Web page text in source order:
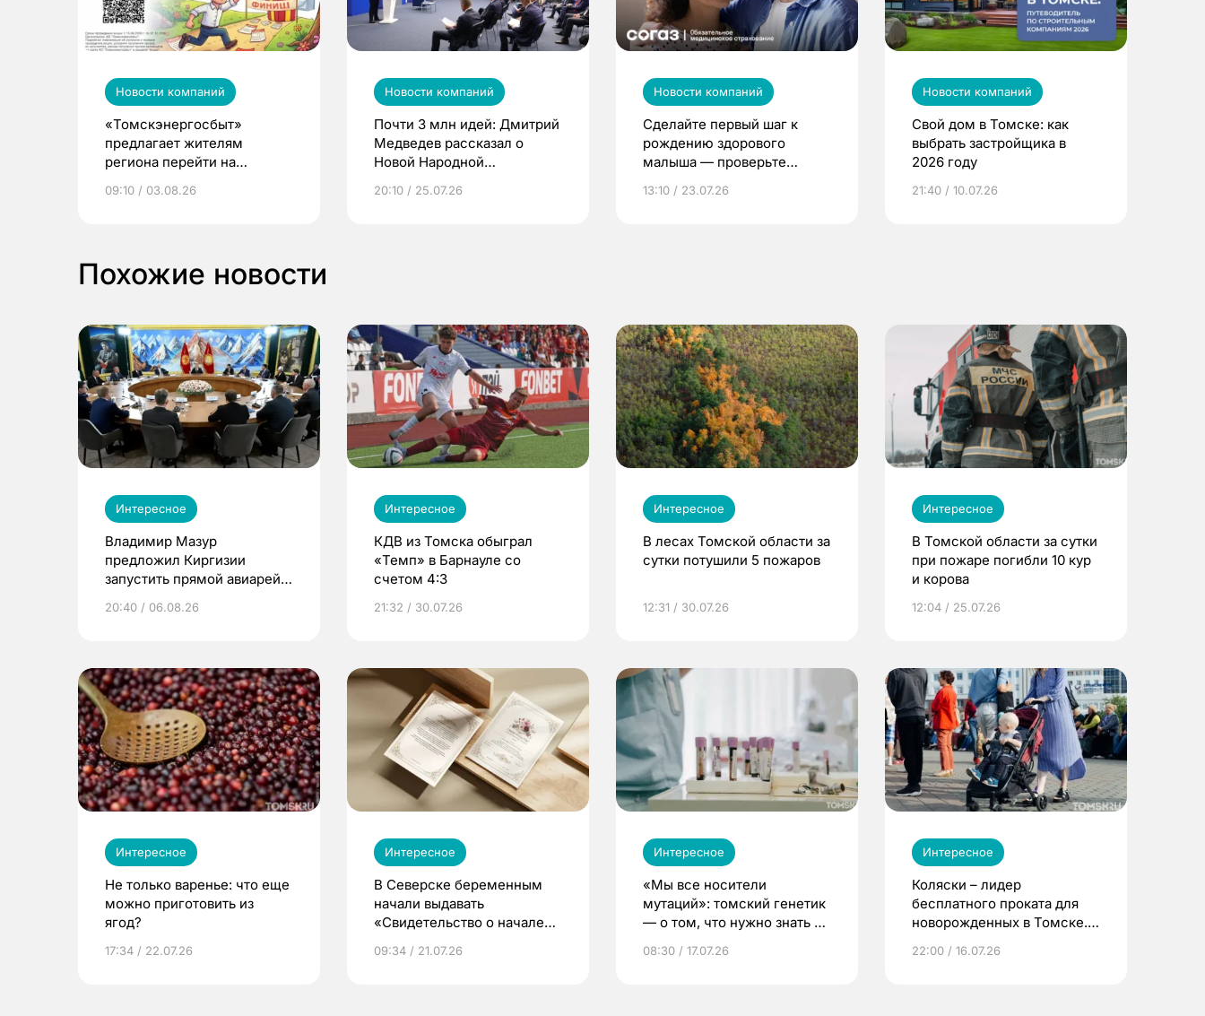
Новости компаний
«Томскэнергосбыт»
предлагает жителям
региона перейти на
выиграть призы
09:10 / 03.08.26
Новости компаний
Почти 3 млн идей: Дмитрий
Медведев рассказал о
Новой Народной
20:10 / 25.07.26
Новости компаний
Сделайте первый шаг к
рождению здорового
малыша — проверьте
по ОМС!
13:10 / 23.07.26
Новости компаний
Свой дом в Томске: как
выбрать застройщика в
2026 году
21:40 / 10.07.26
Похожие новости
Интересное
Владимир Мазур
предложил Киргизии
запустить прямой авиарейс
20:40 / 06.08.26
Интересное
КДВ из Томска обыграл
«Темп» в Барнауле со
счетом 4:3
21:32 / 30.07.26
Интересное
В лесах Томской области за
сутки потушили 5 пожаров
12:31 / 30.07.26
Интересное
В Томской области за сутки
при пожаре погибли 10 кур
и корова
12:04 / 25.07.26
Интересное
Не только варенье: что еще
можно приготовить из
ягод?
17:34 / 22.07.26
Интересное
В Северске беременным
начали выдавать
«Свидетельство о начале
09:34 / 21.07.26
Интересное
«Мы все носители
мутаций»: томский генетик
— о том, что нужно знать до
08:30 / 17.07.26
Интересное
Коляски – лидер
бесплатного проката для
новорожденных в Томске.
22:00 / 16.07.26